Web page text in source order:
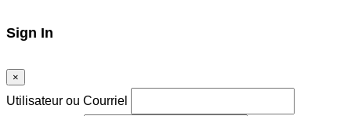
Sign In
×
Utilisateur ou Courriel